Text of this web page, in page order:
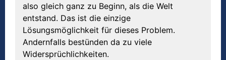
also gleich ganz zu Beginn, als die Welt
entstand. Das ist die einzige
Lösungsmöglichkeit für dieses Problem.
Andernfalls bestünden da zu viele
Widersprüchlichkeiten.